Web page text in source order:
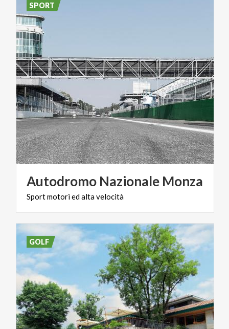
Autodromo Nazionale Monza
Sportmotoriedaltavelocità
SPORT
GOLF